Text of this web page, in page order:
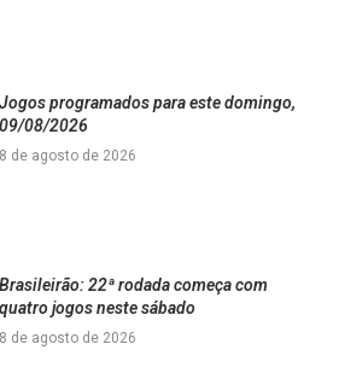
Jogos programados para este domingo,
09/08/2026
8 de agosto de 2026
Brasileirão: 22ª rodada começa com
quatro jogos neste sábado
8 de agosto de 2026